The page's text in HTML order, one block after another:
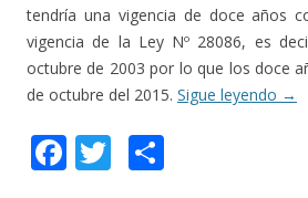
tendría una vigencia de doce años
vigencia de la Ley Nº 28086, es
octubre de 2003 por lo que los doce
de octubre del 2015. Sigue leyendo →
F T